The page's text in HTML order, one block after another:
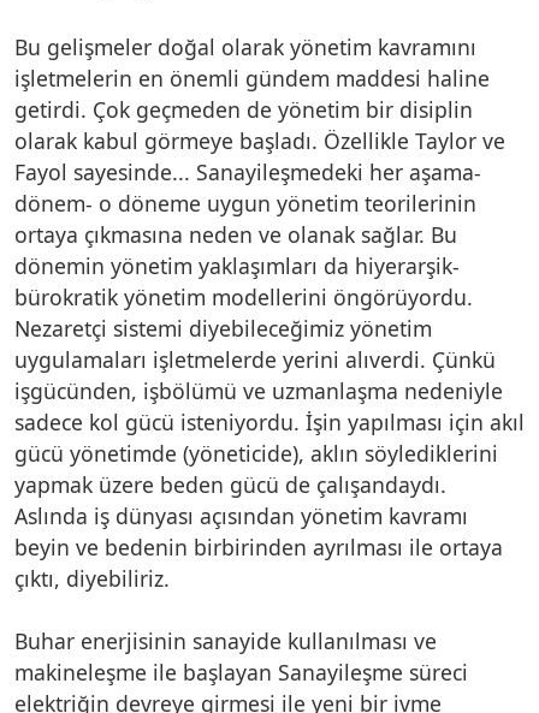
Bu gelişmeler doğal olarak yönetim kavramını
işletmelerin en önemli gündem maddesi haline
getirdi. Çok geçmeden de yönetim bir disiplin
olarak kabul görmeye başladı. Özellikle Taylor ve
Fayol sayesinde... Sanayileşmedeki her aşama-
dönem- o döneme uygun yönetim teorilerinin
ortaya çıkmasına neden ve olanak sağlar. Bu
dönemin yönetim yaklaşımları da hiyerarşik-
bürokratik yönetim modellerini öngörüyordu.
Nezaretçi sistemi diyebileceğimiz yönetim
uygulamaları işletmelerde yerini alıverdi. Çünkü
işgücünden, işbölümü ve uzmanlaşma nedeniyle
sadece kol gücü isteniyordu. İşin yapılması için akıl
gücü yönetimde (yöneticide), aklın söylediklerini
yapmak üzere beden gücü de çalışandaydı.
Aslında iş dünyası açısından yönetim kavramı
beyin ve bedenin birbirinden ayrılması ile ortaya
çıktı, diyebiliriz.
Buhar enerjisinin sanayide kullanılması ve
makineleşme ile başlayan Sanayileşme süreci
elektriğin devreye girmesi ile yeni bir ivme